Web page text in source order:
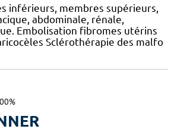
inférieurs, membres supérieurs,
abdominale, rénale,
Embolisation fibromes utérins
Sclérothérapie des malfo